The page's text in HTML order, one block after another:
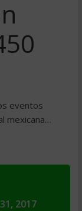
eventos
mexicana…
2017